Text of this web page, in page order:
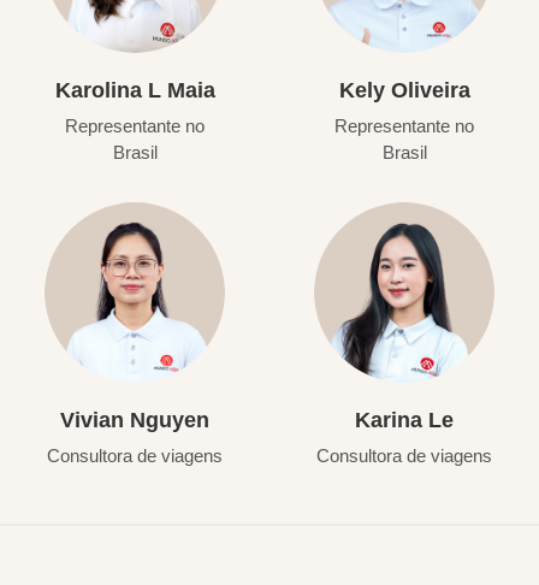
Karolina L Maia
Representante no
Brasil
Kely Oliveira
Representante no
Brasil
Vivian Nguyen
Consultora de viagens
Karina Le
Consultora de viagens